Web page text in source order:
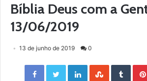
Bíblia Deus com a
13/06/2019
13 de junho de 2019 0
Facebook Twitter LinkedIn StumbleUpon Tumblr